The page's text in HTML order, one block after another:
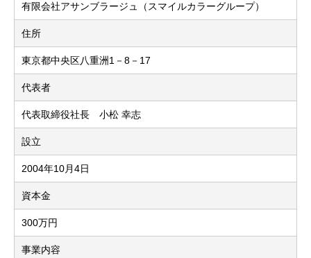
有限会社アサンブラージュ（スマイルカラーグループ）
住所
東京都中央区八重洲1－8－17
代表者
代表取締役社長 小松 幸志
設立
2004年10月4日
資本金
300万円
事業内容